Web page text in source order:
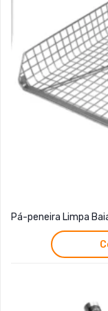
Pá-peneira Limpa